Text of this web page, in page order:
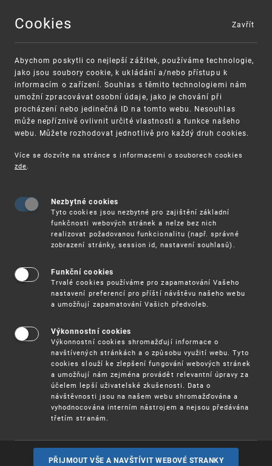
MENU
UPV
17. 9. – Seminář: Známkové právo
trochu jinak (aneb když se značky
hádají pohledem rozkladových
17. 9. 2026
PROSAZOVÁNÍ PRÁV K DUŠEVNÍMU VLASTNICTVÍ
Cookies
Abychom poskytli co nejlepší zážitek, používáme technologie,
jako jsou soubory cookie, k ukládání a/nebo přístupu k
informacím o zařízení. Souhlas s těmito technologiemi nám
umožní zpracovávat osobní údaje, jako je chování při
procházení nebo jedinečná ID na tomto webu. Nesouhlas
může nepříznivě ovlivnit určité vlastnosti a funkce našeho
webu. Můžete rozhodovat jednotlivě pro každý druh cookies.
Více se dozvíte na stránce s informacemi o souborech cookies
zde.
Nezbytné cookies
Tyto cookies jsou nezbytné pro zajištění základní
funkčnosti webových stránek a nelze bez nich
realizovat požadovanou funkcionalitu (např. správné
zobrazení stránky, session id, nastavení souhlasů).
Funkční cookies
Trvalé cookies používáme pro zapamatování Vašeho
nastavení preferencí pro příští návštěvu našeho webu
a umožňují zapamatování Vašich předvoleb.
Výkonnostní cookies
Výkonnostní cookies shromažďují informace o
navštívených stránkách a o způsobu využití webu. Tyto
cookies slouží ke zlepšení fungování webových stránek
a umožňují nám zejména provádět relevantní úpravy za
účelem lepší uživatelské zkušenosti. Data o
návštěvnosti jsou na našem webu shromažďována a
vyhodnocována interním nástrojem a nejsou předávána
třetím stranám.
PŘIJMOUT VŠE A NAVŠTÍVIT WEBOVÉ STRANKY
Zavřít